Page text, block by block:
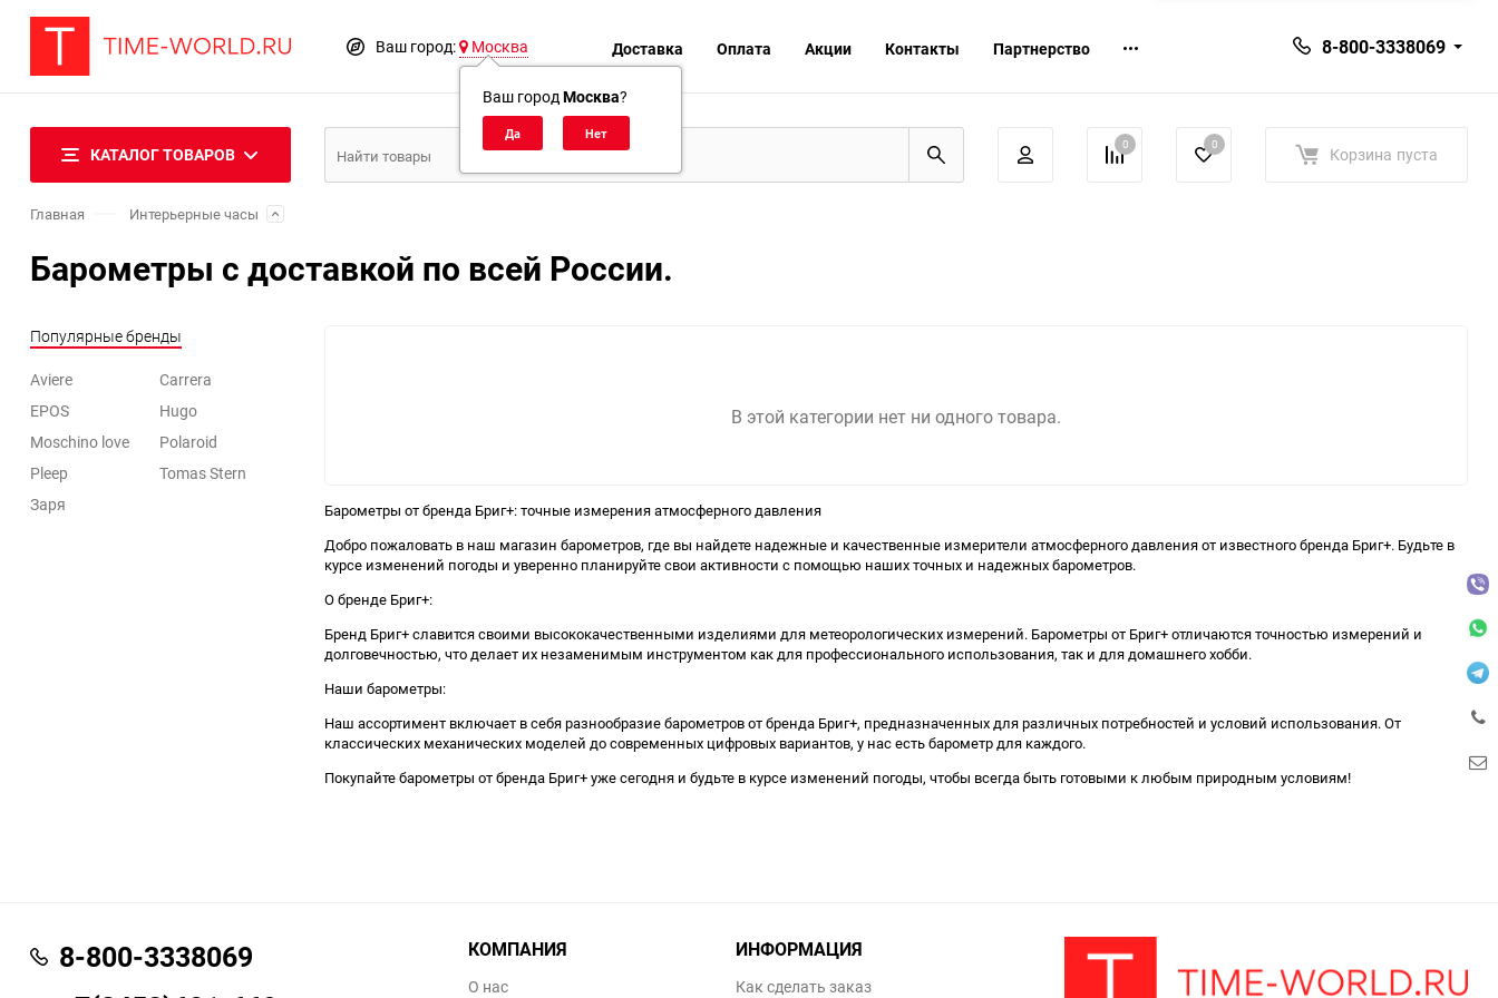
Ваш город: Москва
Ваш город Москва?
Доставка Оплата Акции Контакты Партнерство 8-800-3338069
КАТАЛОГ ТОВАРОВ 0 0 Корзина пуста
Главная Интерьерные часы
Барометры с доставкой по всей России.
Популярные бренды
Aviere
Carrera
EPOS
Hugo
Moschino love
Polaroid
Pleep
Tomas Stern
Заря
В этой категории нет ни одного товара.
Барометры от бренда Бриг+: точные измерения атмосферного давления
Добро пожаловать в наш магазин барометров, где вы найдете надежные и качественные измерители атмосферного давления от известного бренда Бриг+. Будьте в
курсе изменений погоды и уверенно планируйте свои активности с помощью наших точных и надежных барометров.
О бренде Бриг+:
Бренд Бриг+ славится своими высококачественными изделиями для метеорологических измерений. Барометры от Бриг+ отличаются точностью измерений и
долговечностью, что делает их незаменимым инструментом как для профессионального использования, так и для домашнего хобби.
Наши барометры:
Наш ассортимент включает в себя разнообразие барометров от бренда Бриг+, предназначенных для различных потребностей и условий использования. От
классических механических моделей до современных цифровых вариантов, у нас есть барометр для каждого.
Покупайте барометры от бренда Бриг+ уже сегодня и будьте в курсе изменений погоды, чтобы всегда быть готовыми к любым природным условиям!
8-800-3338069
КОМПАНИЯ
О нас
ИНФОРМАЦИЯ
Как сделать заказ